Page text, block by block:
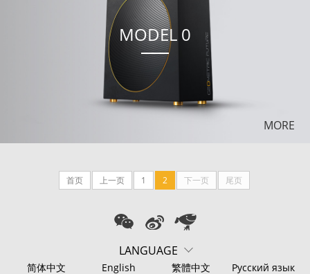
MODEL 0
MORE
首页 上一页 1 2 下一页 尾页
LANGUAGE
简体中文 English 繁體中文 Русский язык